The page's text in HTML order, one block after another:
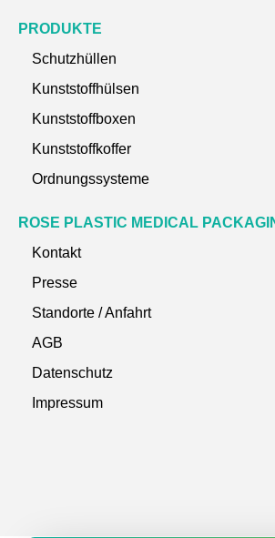
PRODUKTE
Schutzhüllen
Kunststoffhülsen
Kunststoffboxen
Kunststoffkoffer
Ordnungssysteme
ROSE PLASTIC MEDICAL
Kontakt
Presse
Standorte / Anfahrt
AGB
Datenschutz
Impressum